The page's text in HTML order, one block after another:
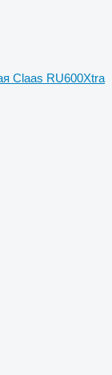
Claas RU600Xtra